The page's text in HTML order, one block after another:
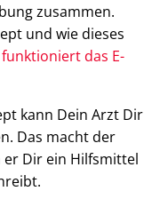
zusammen.
und wie dieses
das E-
kann Dein Arzt Dir
Das macht der
er Dir ein Hilfsmittel